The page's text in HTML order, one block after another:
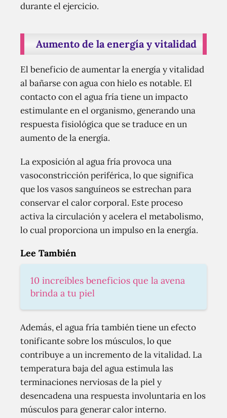
durante el ejercicio.
Aumento de la energía y vitalidad
El beneficio de aumentar la energía y vitalidad
al bañarse con agua con hielo es notable. El
contacto con el agua fría tiene un impacto
estimulante en el organismo, generando una
respuesta fisiológica que se traduce en un
aumento de la energía.
La exposición al agua fría provoca una
vasoconstricción periférica, lo que significa
que los vasos sanguíneos se estrechan para
conservar el calor corporal. Este proceso
activa la circulación y acelera el metabolismo,
lo cual proporciona un impulso en la energía.
Lee También
10 increíbles beneficios que la avena
brinda a tu piel
Además, el agua fría también tiene un efecto
tonificante sobre los músculos, lo que
contribuye a un incremento de la vitalidad. La
temperatura baja del agua estimula las
terminaciones nerviosas de la piel y
desencadena una respuesta involuntaria en los
músculos para generar calor interno.